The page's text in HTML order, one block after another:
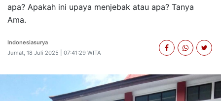
apa? Apakah ini upaya menjebak atau apa? Tanya
Ama.
Indonesiasurya
Jumat, 18 Juli 2025 | 07:41:29 WITA